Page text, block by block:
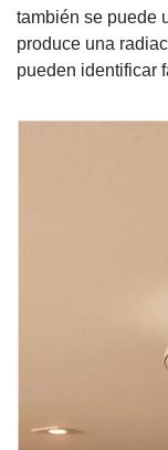
también se puede
produce una
pueden identificar